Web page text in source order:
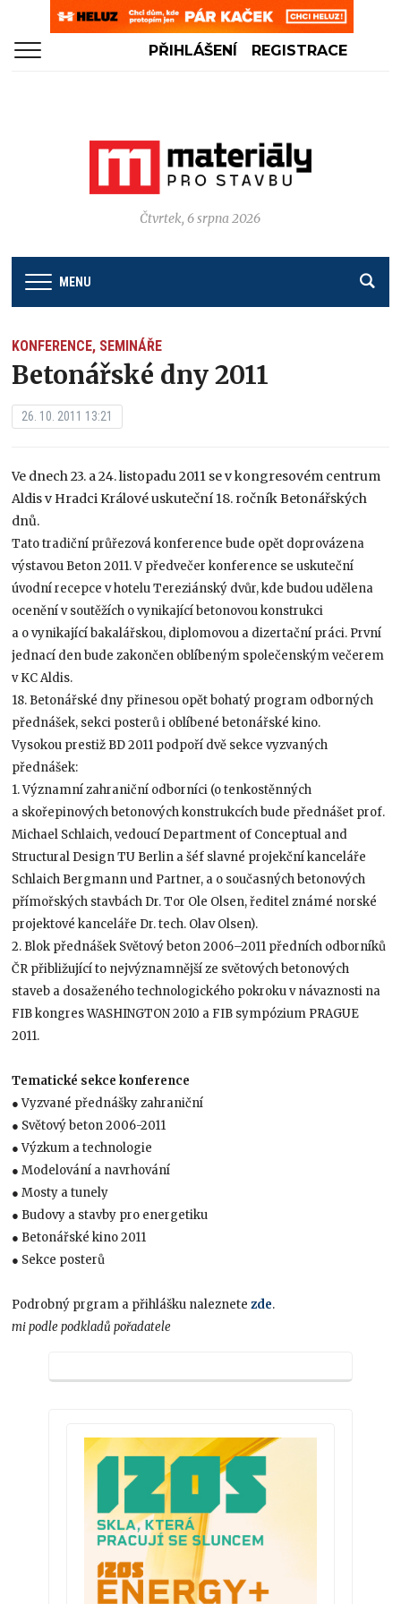
PŘIHLÁŠENÍ REGISTRACE
Čtvrtek, 6 srpna 2026
MENU
KONFERENCE, SEMINÁŘE
Betonářské dny 2011
26. 10. 2011 13:21
Ve dnech 23. a 24. listopadu 2011 se v kongresovém centrum
Aldis v Hradci Králové uskuteční 18. ročník Betonářských
dnů.
Tato tradiční průřezová konference bude opět doprovázena
výstavou Beton 2011. V předvečer konference se uskuteční
úvodní recepce v hotelu Tereziánský dvůr, kde budou udělena
ocenění v soutěžích o vynikající betonovou konstrukci
a o vynikající bakalářskou, diplomovou a dizertační práci. První
jednací den bude zakončen oblíbeným společenským večerem
v KC Aldis.
18. Betonářské dny přinesou opět bohatý program odborných
přednášek, sekci posterů i oblíbené betonářské kino.
Vysokou prestiž BD 2011 podpoří dvě sekce vyzvaných
přednášek:
1. Významní zahraniční odborníci (o tenkostěnných
a skořepinových betonových konstrukcích bude přednášet prof.
Michael Schlaich, vedoucí Department of Conceptual and
Structural Design TU Berlin a šéf slavné projekční kanceláře
Schlaich Bergmann und Partner, a o současných betonových
přímořských stavbách Dr. Tor Ole Olsen, ředitel známé norské
projektové kanceláře Dr. tech. Olav Olsen).
2. Blok přednášek Světový beton 2006–2011 předních odborníků
ČR přibližující to nejvýznamnější ze světových betonových
staveb a dosaženého technologického pokroku v návaznosti na
FIB kongres WASHINGTON 2010 a FIB sympózium PRAGUE
2011.
Tematické sekce konference
● Vyzvané přednášky zahraniční
● Světový beton 2006-2011
● Výzkum a technologie
● Modelování a navrhování
● Mosty a tunely
● Budovy a stavby pro energetiku
● Betonářské kino 2011
● Sekce posterů
Podrobný prgram a přihlášku naleznetezde.
mi podle podkladů pořadatele